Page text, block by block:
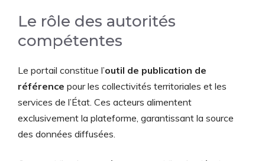
Le rôle des autorités
compétentes
Le portail constitue l’outil de publication de
référence pour les collectivités territoriales et les
services de l’État. Ces acteurs alimentent
exclusivement la plateforme, garantissant la source
des données diffusées.